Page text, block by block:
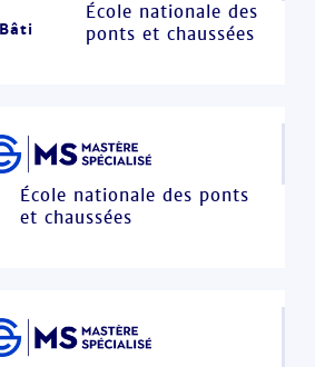
École nationale des
ponts et chaussées
École nationale des ponts
et chaussées